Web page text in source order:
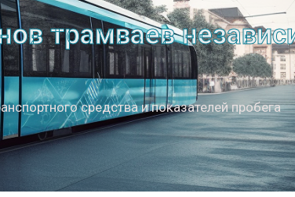
трамваев
средства и показателей пробега